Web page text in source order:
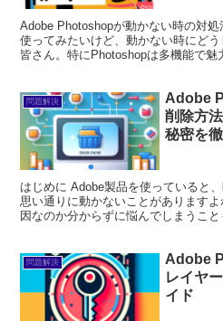
Adobe Photoshopが動かない時の対
使ってみたいけど、動かない時にど
皆さん。特にPhotoshopは多機能で
問題解決
Adobe
削除方
秘密を
はじめに Adobe製品を使っていると
思い通りに動かないことがあります
因なのか分からずに悩んでしまうこ
問題解決
Adobe
レイヤ
イド